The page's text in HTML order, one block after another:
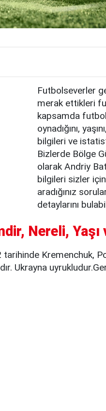
Futbolseverler
merak ettikleri
kapsamda
oynadığını,
bilgileri ve
Bizlerde Bölge
olarak Andriy
bilgileri sizler
aradığınız
detaylarını
Nereli, Yaşı
Kremenchuk,
Ukrayna